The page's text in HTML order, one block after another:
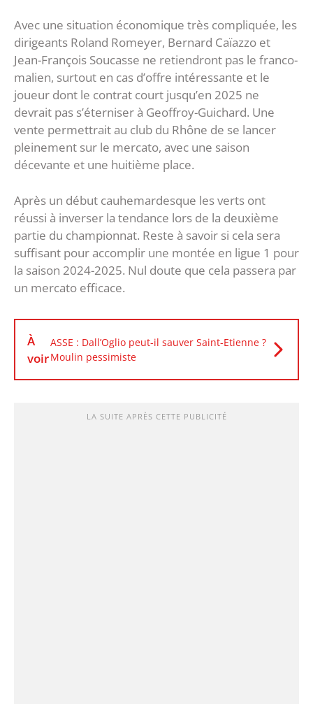
Avec une situation économique très compliquée, les
dirigeants Roland Romeyer, Bernard Caïazzo et
Jean-François Soucasse ne retiendront pas le franco-
malien, surtout en cas d’offre intéressante et le
joueur dont le contrat court jusqu’en 2025 ne
devrait pas s’éterniser à Geoffroy-Guichard. Une
vente permettrait au club du Rhône de se lancer
pleinement sur le mercato, avec une saison
décevante et une huitième place.
Après un début cauhemardesque les verts ont
réussi à inverser la tendance lors de la deuxième
partie du championnat. Reste à savoir si cela sera
suffisant pour accomplir une montée en ligue 1 pour
la saison 2024-2025. Nul doute que cela passera par
un mercato efficace.
À
voir
ASSE : Dall’Oglio peut-il sauver Saint-Etienne ?
Moulin pessimiste
LA SUITE APRÈS CETTE PUBLICITÉ